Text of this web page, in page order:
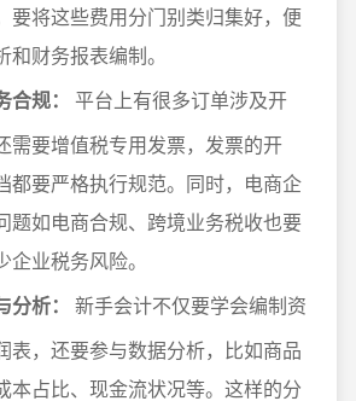
要将这些费用分门别类归集好，便
财务报表编制。
规：
平台上有很多订单涉及开
需要增值税专用发票，发票的开
都要严格执行规范。同时，电商企
题如电商合规、跨境业务税收也要
业税务风险。
析：
新手会计不仅要学会编制资
表，还要参与数据分析，比如商品
本占比、现金流状况等。这样的分